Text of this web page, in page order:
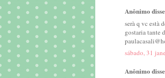
Anônimo
serà q vc està
gostaria tante
sábado, 31
Anônimo